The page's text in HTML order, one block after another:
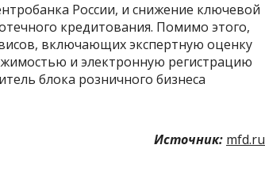
России, и снижение ключевой
кредитования. Помимо этого,
включающих экспертную оценку
и электронную регистрацию
блока розничного бизнеса
Источник: mfd.ru